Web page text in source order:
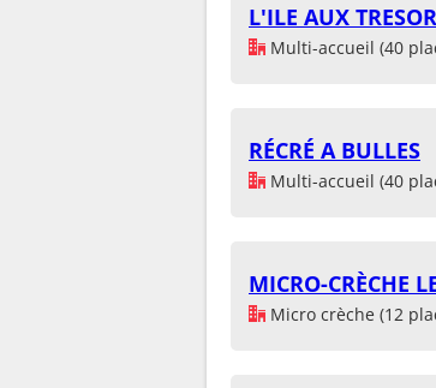
L'ILE AUX
Multi-accueil (40
RÉCRÉ A BULLES
Multi-accueil (40
MICRO-CRÈCHE
Micro crèche (12